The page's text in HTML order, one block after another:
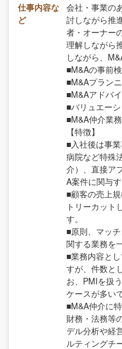
仕事内容な
ど
会社・事業の
討しながら推
者・オーナー
理解しながら
しながら、
■M&Aの事前
■M&Aプラン
■M&Aアドバ
■バリュエー
■M&A仲介業務
【特徴】
■入社後は事
病院など特殊
介）、直接ア
A案件に関与
■顧客の売上
トリーカット
す。
■原則、マッ
関する業務を
■業務内容と
すが、件数と
お、PMIを扱
ケースが多いで
■M&A仲介に
財務・法務等
デル分析や経
ルティングチ